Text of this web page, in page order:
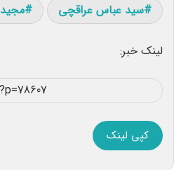
سید عباس عراقچی
لینک خبر:
کپی لینک